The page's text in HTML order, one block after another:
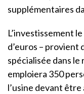
supplémentaires
L’investissement
d’euros – provient
spécialisée dans
emploiera 350
l’usine devant être